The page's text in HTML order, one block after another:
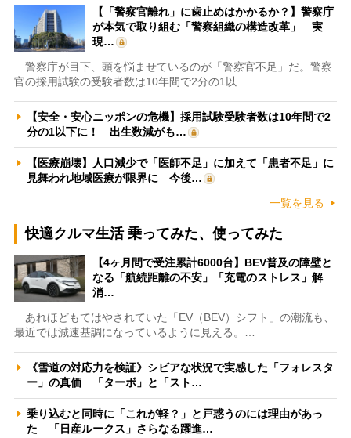
【「警察官離れ」に歯止めはかかるか？】警察庁
が本気で取り組む「警察組織の構造改革」 実
現…
警察庁が目下、頭を悩ませているのが「警察官不足」だ。警察
官の採用試験の受験者数は10年間で2分の1以…
【安全・安心ニッポンの危機】採用試験受験者数は10年間で2
分の1以下に！ 出生数減がも…
【医療崩壊】人口減少で「医師不足」に加えて「患者不足」に
見舞われ地域医療が限界に 今後…
一覧を見る
快適クルマ生活 乗ってみた、使ってみた
【4ヶ月間で受注累計6000台】BEV普及の障壁と
なる「航続距離の不安」「充電のストレス」解
消…
あれほどもてはやされていた「EV（BEV）シフト」の潮流も、
最近では減速基調になっているように見える。…
《雪道の対応力を検証》シビアな状況で実感した「フォレスタ
ー」の真価 「ターボ」と「スト…
乗り込むと同時に「これが軽？」と戸惑うのには理由があっ
た 「日産ルークス」さらなる躍進…